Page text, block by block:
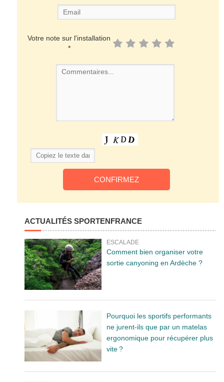
Votre note sur l'installation
*
ACTUALITÉS SPORTENFRANCE
ESCALADE
Comment bien organiser votre
sortie canyoning en Ardèche ?
Pourquoi les sportifs performants
ne jurent-ils que par un matelas
ergonomique pour récupérer plus
vite ?